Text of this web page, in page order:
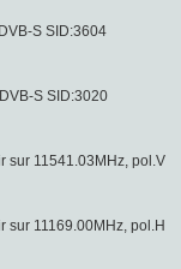
S SID:3604
S SID:3020
sur 11541.03MHz, pol.V
sur 11169.00MHz, pol.H